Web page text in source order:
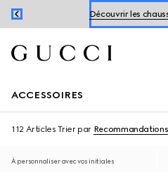
Découvrir les
ACCESSOIRES
112 Articles Trier par Recommandations
À personnaliser avec vos initiales